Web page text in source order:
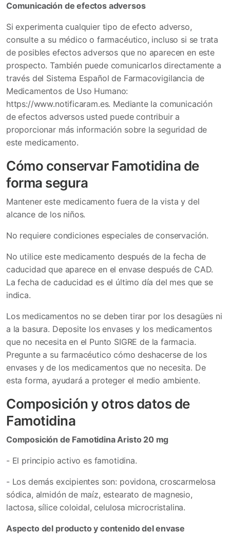
Comunicación de efectos adversos
Si experimenta cualquier tipo de efecto adverso,
consulte a su médico o farmacéutico, incluso si se trata
de posibles efectos adversos que no aparecen en este
prospecto. También puede comunicarlos directamente a
través del Sistema Español de Farmacovigilancia de
Medicamentos de Uso Humano:
https://www.notificaram.es. Mediante la comunicación
de efectos adversos usted puede contribuir a
proporcionar más información sobre la seguridad de
este medicamento.
Cómo conservar Famotidina de
forma segura
Mantener este medicamento fuera de la vista y del
alcance de los niños.
No requiere condiciones especiales de conservación.
No utilice este medicamento después de la fecha de
caducidad que aparece en el envase después de CAD.
La fecha de caducidad es el último día del mes que se
indica.
Los medicamentos no se deben tirar por los desagües ni
a la basura. Deposite los envases y los medicamentos
que no necesita en el Punto SIGRE de la farmacia.
Pregunte a su farmacéutico cómo deshacerse de los
envases y de los medicamentos que no necesita. De
esta forma, ayudará a proteger el medio ambiente.
Composición y otros datos de
Famotidina
Composición de Famotidina Aristo 20 mg
- El principio activo es famotidina.
- Los demás excipientes son: povidona, croscarmelosa
sódica, almidón de maíz, estearato de magnesio,
lactosa, sílice coloidal, celulosa microcristalina.
Aspecto del producto y contenido del envase